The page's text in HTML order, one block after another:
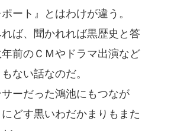
ート』とはわけが違う。
ば、聞かれれば黒歴史と答
前のＣＭやドラマ出演など
ない話なのだ。
ーだった鴻池にもつなが
どす黒いわだかまりもまた